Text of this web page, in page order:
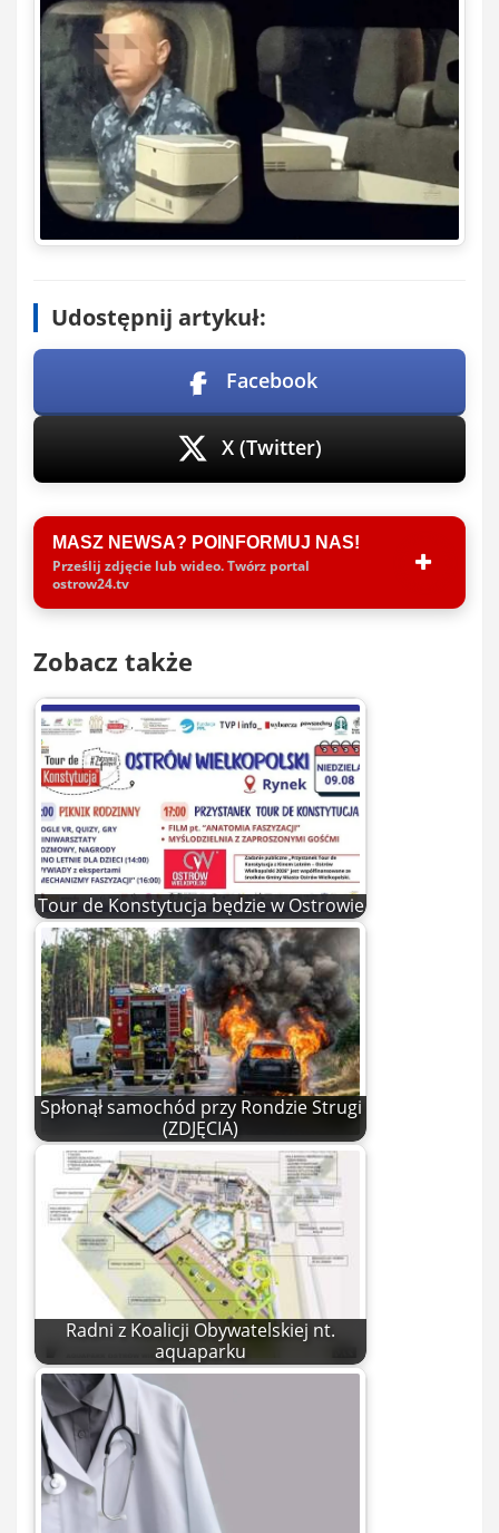
Udostępnij artykuł:
Facebook
X (Twitter)
MASZ NEWSA? POINFORMUJ NAS!
Prześlij zdjęcie lub wideo. Twórz portal
ostrow24.tv
Zobacz także
Tour de Konstytucja będzie w Ostrowie
Spłonął samochód przy Rondzie Strugi
(ZDJĘCIA)
Radni z Koalicji Obywatelskiej nt.
aquaparku